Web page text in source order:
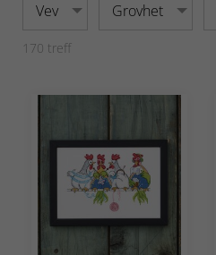
Vev Grovhet
170 treff